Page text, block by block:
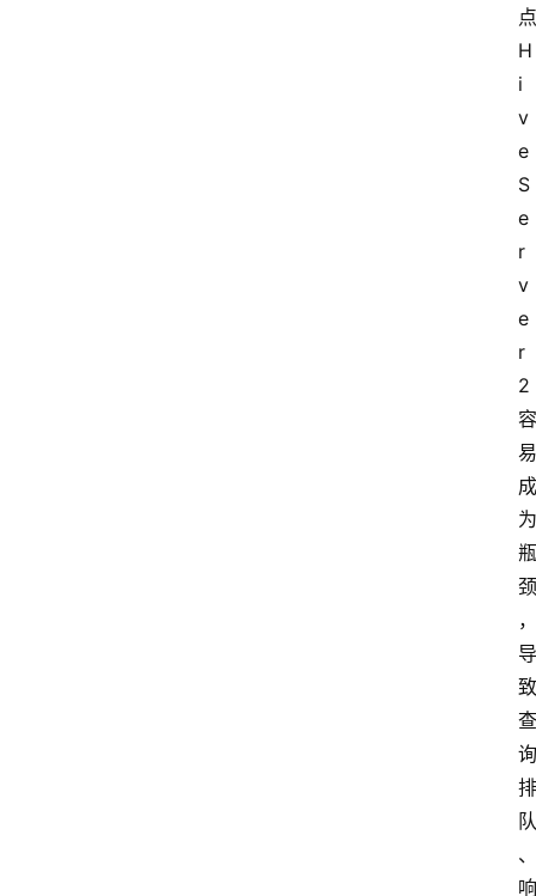
点
H
i
v
e
S
e
r
v
e
r
2
容
易
成
为
瓶
颈
，
导
致
查
询
排
队
、
响